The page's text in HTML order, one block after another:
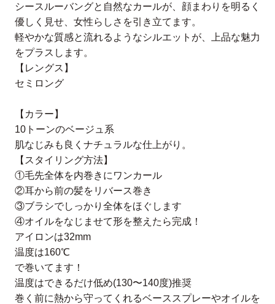
シースルーバングと自然なカールが、顔まわりを明るく
優しく見せ、女性らしさを引き立てます。
軽やかな質感と流れるようなシルエットが、上品な魅力
をプラスします。
【レングス】
⁡セミロング
【カラー】
10トーンのベージュ系
⁡肌なじみも良くナチュラルな仕上がり。
【スタイリング方法】
①毛先全体を内巻きにワンカール
②耳から前の髪をリバース巻き
③ブラシでしっかり全体をほぐします
④オイルをなじませて形を整えたら完成！
アイロンは32mm
温度は160℃
で巻いてます！
温度はできるだけ低め(130〜140度)推奨
巻く前に熱から守ってくれるベーススプレーやオイルを